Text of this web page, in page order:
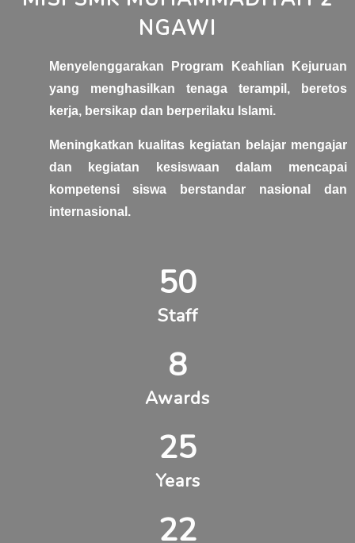
NGAWI
Menyelenggarakan Program Keahlian Kejuruan
yang menghasilkan tenaga terampil, beretos
kerja, bersikap dan berperilaku Islami.
Meningkatkan kualitas kegiatan belajar mengajar
dan kegiatan kesiswaan dalam mencapai
kompetensi siswa berstandar nasional dan
internasional.
50
Staff
8
Awards
25
Years
22